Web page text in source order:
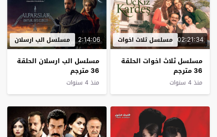
02:21:34 مسلسل ثلاث اخوات
مسلسل ثلاث اخوات الحلقة
36 مترجم
منذ 4 سنوات
2:14:06 مسلسل الب ارسلان
مسلسل الب ارسلان الحلقة
36 مترجم
منذ 4 سنوات